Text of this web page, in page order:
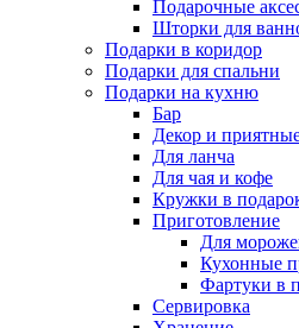
Подарочные
Шторки для
Подарки в коридор
Подарки для спальни
Подарки на кухню
Бар
Декор и
Для ланча
Для чая и кофе
Кружки в
Приготовление
Для
Кухонные
Фартуки в
Сервировка